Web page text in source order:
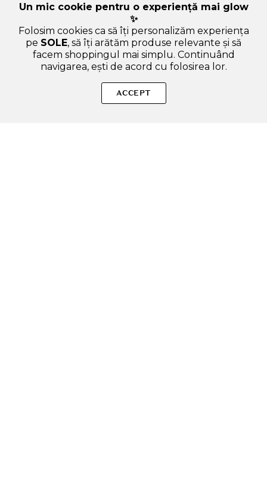
and Cheek Blurry Pudding Pot - nuantator pentru buze
formulat cu Theobroma Cacao Seed Butter si Agave Tequilana
Un mic cookie pentru o experiență mai glow
✨
Folosim cookies ca să îți personalizăm experiența
pe SOLE, să îți arătăm produse relevante și să
facem shoppingul mai simplu. Continuând
navigarea, ești de acord cu folosirea lor.
ACCEPT